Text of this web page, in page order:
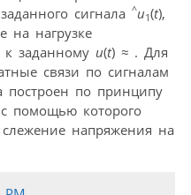
сигнала ^u1(t),
на нагрузке
заданному u(t) ≈ . Для
связи по сигналам
построен по принципу
помощью которого
слежение напряжения на